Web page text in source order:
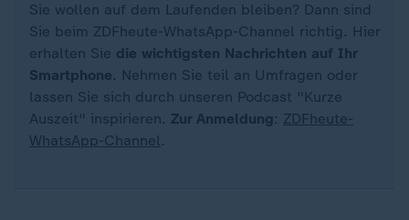
Sie wollen auf dem Laufenden bleiben? Dann sind
Sie beim ZDFheute-WhatsApp-Channel richtig. Hier
erhalten Sie die wichtigsten Nachrichten auf Ihr
Smartphone. Nehmen Sie teil an Umfragen oder
lassen Sie sich durch unseren Podcast "Kurze
Auszeit" inspirieren. Zur Anmeldung : ZDFheute-
WhatsApp-Channel.